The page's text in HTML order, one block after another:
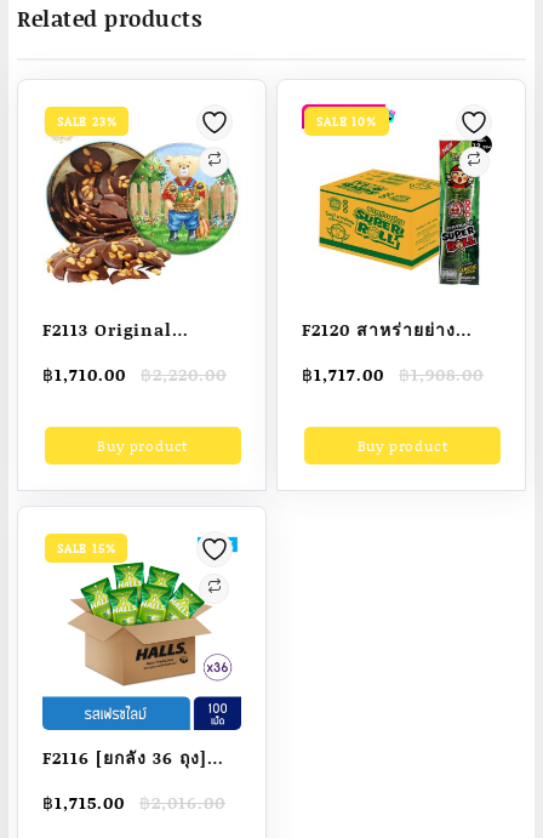
Related products
SALE 23%
F2113 Original
Kong Hong Kong
Jenny Cookies Smart
Bear Pine Nuts
โกโก้ชิปกล่องของขวัญ
฿2,220.00
Original
was:
฿2,220.00.
฿1,710.00
Current
is:
฿1,710.00.Buy product
SALE 10%
F2120 สาหร่ายย่าง
คลาสสิก 7 กรัม (12
ซอง/แพ็ค , 12แพ็ค /ลัง)
฿1,908.00
Original
was:
฿1,908.00.
฿1,717.00
Current
is:
฿1,717.00.Buy product
SALE 15%
F2116 [ยกลัง 36 ถุง]
ฮอลล์ ลูกอมสอดไส้กลิ่น
฿2,016.00
Original
฿1,715.00
Current